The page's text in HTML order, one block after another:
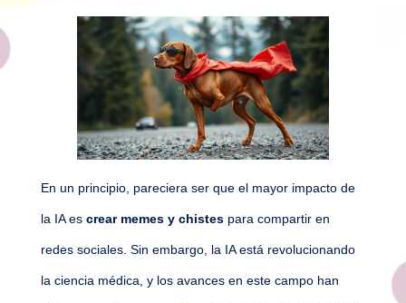
En un principio, pareciera ser que el mayor impacto de
la IA es crear memes y chistes para compartir en
redes sociales. Sin embargo, la IA está revolucionando
la ciencia médica, y los avances en este campo han